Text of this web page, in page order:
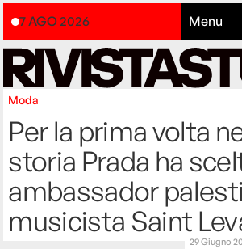
7 AGO 2026 Menu
Moda
Per la prima volta
storia Prada ha
ambassador
musicista Saint
29 Giugno